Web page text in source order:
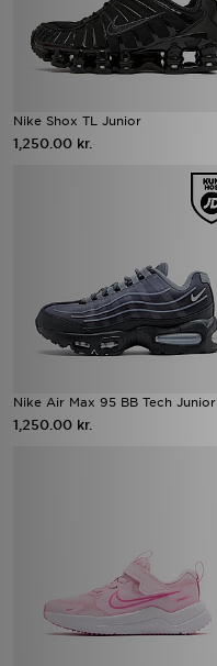
Nike Shox TL Junior
1,250.00 kr.
Nike Air Max 95 BB Tech Junior
1,250.00 kr.